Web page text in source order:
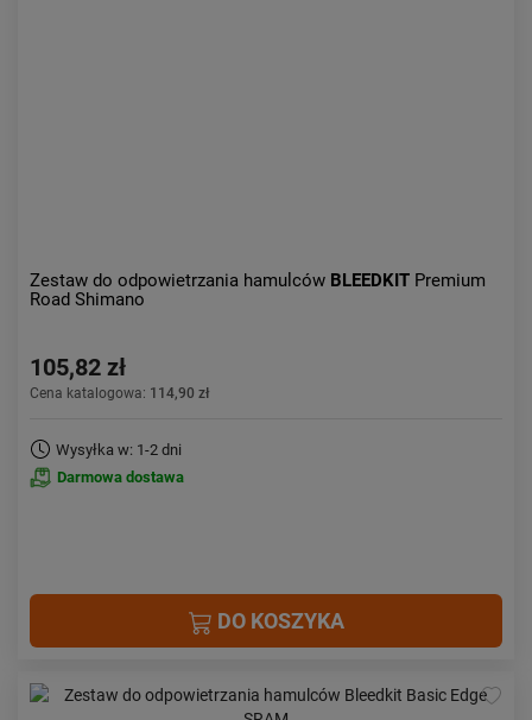
Zestaw do odpowietrzania hamulców BLEEDKIT Premium
Road Shimano
105,82 zł
Cena katalogowa: 114,90 zł
Wysyłka w: 1-2 dni
Darmowa dostawa
DO KOSZYKA